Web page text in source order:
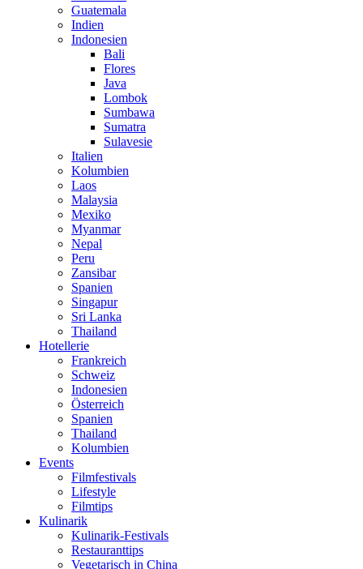
Guatemala
Indien
Indonesien
Bali
Flores
Java
Lombok
Sumbawa
Sumatra
Sulavesie
Italien
Kolumbien
Laos
Malaysia
Mexiko
Myanmar
Nepal
Peru
Zansibar
Spanien
Singapur
Sri Lanka
Thailand
Hotellerie
Frankreich
Schweiz
Indonesien
Österreich
Spanien
Thailand
Kolumbien
Events
Filmfestivals
Lifestyle
Filmtips
Kulinarik
Kulinarik-Festivals
Restauranttips
Vegetarisch in China